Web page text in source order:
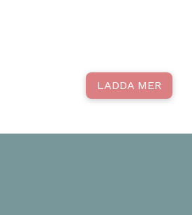
LADDA MER